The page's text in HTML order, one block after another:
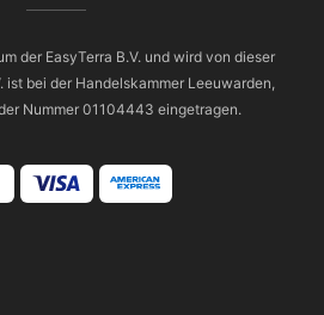
der EasyTerra B.V. und wird von dieser
ist bei der Handelskammer Leeuwarden,
Nummer 01104443 eingetragen.